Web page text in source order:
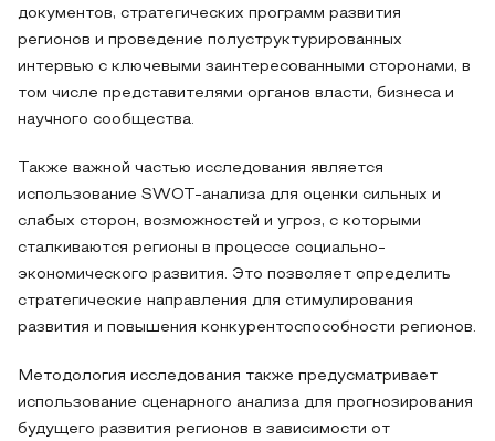
документов, стратегических программ развития
регионов и проведение полуструктурированных
интервью с ключевыми заинтересованными сторонами, в
том числе представителями органов власти, бизнеса и
научного сообщества.
Также важной частью исследования является
использование SWOT-анализа для оценки сильных и
слабых сторон, возможностей и угроз, с которыми
сталкиваются регионы в процессе социально-
экономического развития. Это позволяет определить
стратегические направления для стимулирования
развития и повышения конкурентоспособности регионов.
Методология исследования также предусматривает
использование сценарного анализа для прогнозирования
будущего развития регионов в зависимости от